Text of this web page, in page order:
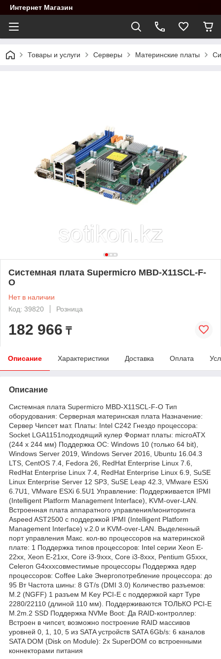
Интернет Магазин
Товары и услуги Cерверы Материнские платы
Системная плата Supermicro MBD-X11SCL-F-
O
Нет в наличии
Код: 39820
Розница
182 966 ₸
Описание Характеристики Доставка Оплата
Описание
Системная плата Supermicro MBD-X11SCL-F-O Тип
оборудования: Серверная материнская плата Назначение:
Сервер Чипсет мат. Платы: Intel C242 Гнездо процессора:
Socket LGA1151подходящий кулер Формат платы: microATX
(244 x 244 мм) Поддержка ОС: Windows 10 (только 64 bit),
Windows Server 2019, Windows Server 2016, Ubuntu 16.04.3
LTS, CentOS 7.4, Fedora 26, RedHat Enterprise Linux 7.6,
RedHat Enterprise Linux 7.4, RedHat Enterprise Linux 6.9, SuSE
Linux Enterprise Server 12 SP3, SuSE Leap 42.3, VMware ESXi
6.7U1, VMware ESXi 6.5U1 Управление: Поддерживается IPMI
(Intelligent Platform Management Interface), KVM-over-LAN.
Встроенная плата аппаратного управления/мониторинга
Aspeed AST2500 с поддержкой IPMI (Intelligent Platform
Management Interface) v.2.0 и KVM-over-LAN. Выделенный
порт управления Макс. кол-во процессоров на материнской
плате: 1 Поддержка типов процессоров: Intel серии Xeon E-
22xx, Xeon E-21xx, Core i3-9xxx, Core i3-8xxx, Pentium G5xxx,
Celeron G4xxxсовместимые процессоры Поддержка ядер
процессоров: Coffee Lake Энергопотребление процессора: до
95 Вт Частота шины: 8 GT/s (DMI 3.0) Количество разъемов:
M.2 (NGFF) 1 разъем M Key PCI-E с поддержкой карт Type
2280/22110 (длиной 110 мм). Поддерживаются ТОЛЬКО PCI-E
M.2m.2 SSD Поддержка NVMe Boot: Да RAID-контроллер:
Встроен в чипсет, возможно построение RAID массивов
уровней 0, 1, 10, 5 из SATA устройств SATA 6Gb/s: 6 каналов
SATA DOM (Disk on Module): 2x SuperDOM со встроенными
коннекторами питания